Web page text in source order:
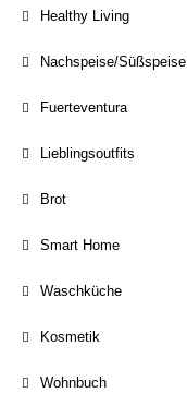
Healthy Living
Nachspeise/Süßspeise
Fuerteventura
Lieblingsoutfits
Brot
Smart Home
Waschküche
Kosmetik
Wohnbuch